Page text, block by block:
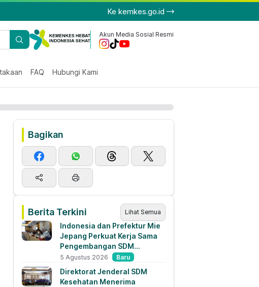
Ke kemkes.go.id
Akun Media Sosial Resmi
FAQ Hubungi Kami
Bagikan
Berita Terkini Lihat Semua
Indonesia dan Prefektur Mie
Jepang Perkuat Kerja Sama
Pengembangan SDM
Kesehatan dan Penempatan
Tenaga Kesehatan
5 Agustus 2026 Baru
Direktorat Jenderal SDM
Kesehatan Menerima